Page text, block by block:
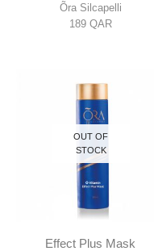
Õra Silcapelli
189 QAR
OUT OF
STOCK
Effect Plus Mask